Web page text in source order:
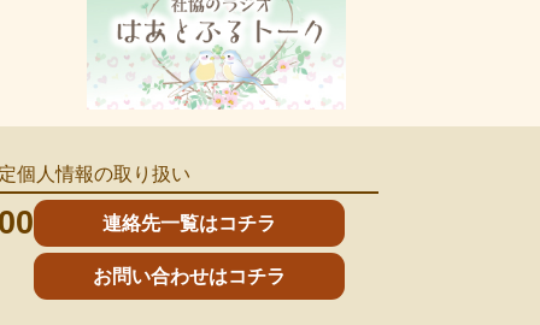
個人情報の取り扱い
連絡先一覧はコチラ
お問い合わせはコチラ